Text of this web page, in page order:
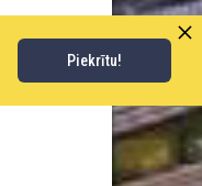
Piekrītu!